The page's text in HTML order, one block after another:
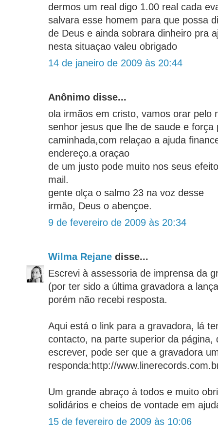
dermos um real digo 1.00 real cada
salvara esse homem para que possa
de Deus e ainda sobrara dinheiro pra
nesta situaçao valeu obrigado
14 de janeiro de 2009 às 20:44
Anônimo disse...
ola irmãos em cristo, vamos orar pelo
senhor jesus que lhe de saude e força
caminhada,com relaçao a ajuda
endereço.a oraçao
de um justo pode muito nos seus
mail.
gente olça o salmo 23 na voz desse
irmão, Deus o abençoe.
9 de fevereiro de 2009 às 20:34
Wilma Rejane disse...
Escrevi à assessoria de imprensa da
(por ter sido a última gravadora a
porém não recebi resposta.
Aqui está o link para a gravadora, lá
contacto, na parte superior da página,
escrever, pode ser que a gravadora
responda:http://
Um grande abraço à todos e muito
solidários e cheios de vontade em
15 de fevereiro de 2009 às 10:06